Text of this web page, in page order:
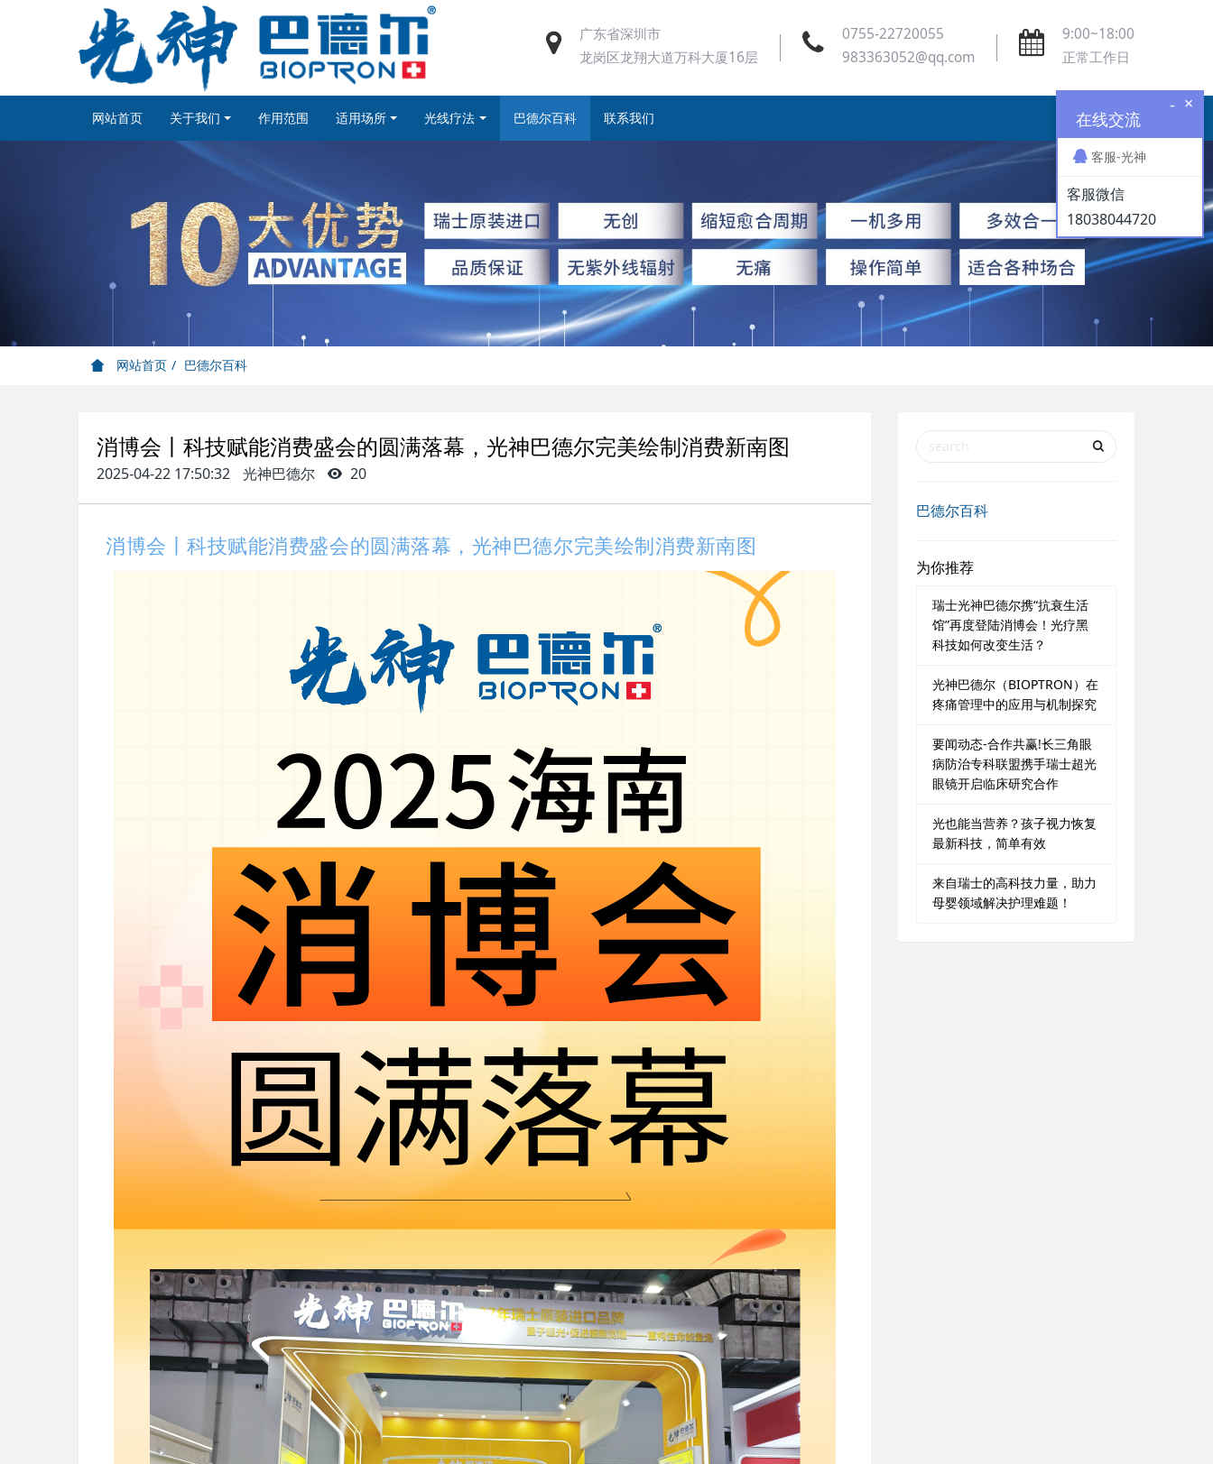
广东省深圳市
龙岗区龙翔大道万科大厦16层
0755-22720055
983363052@qq.com
9:00~18:00
正常工作日
网站首页 关于我们 作用范围 适用场所 光线疗法 巴德尔百科 联系我们
网站首页 巴德尔百科
消博会丨科技赋能消费盛会的圆满落幕，光神巴德尔完美绘制消费新南图
2025-04-22 17:50:32 光神巴德尔 20
消博会丨科技赋能消费盛会的圆满落幕，光神巴德尔完美绘制消费新南图
巴德尔百科
为你推荐
瑞士光神巴德尔携“抗衰生活
馆”再度登陆消博会！光疗黑
科技如何改变生活？
光神巴德尔（BIOPTRON）在
疼痛管理中的应用与机制探究
要闻动态-合作共赢!长三角眼
病防治专科联盟携手瑞士超光
眼镜开启临床研究合作
光也能当营养？孩子视力恢复
最新科技，简单有效
来自瑞士的高科技力量，助力
母婴领域解决护理难题！
×
-
在线交流
客服-光神
客服微信
18038044720